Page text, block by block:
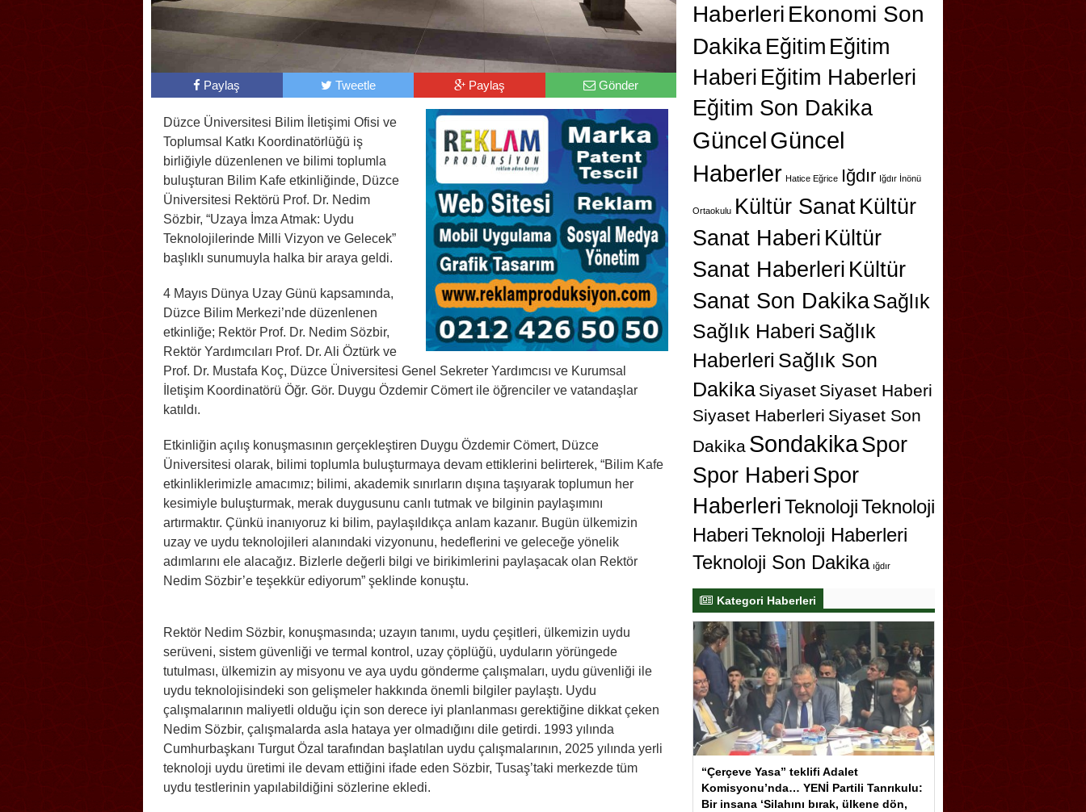
Paylaş Tweetle Paylaş Gönder
Düzce Üniversitesi Bilim İletişimi Ofisi ve
Toplumsal Katkı Koordinatörlüğü iş
birliğiyle düzenlenen ve bilimi toplumla
buluşturan Bilim Kafe etkinliğinde, Düzce
Üniversitesi Rektörü Prof. Dr. Nedim
Sözbir, “Uzaya İmza Atmak: Uydu
Teknolojilerinde Milli Vizyon ve Gelecek”
başlıklı sunumuyla halka bir araya geldi.
4 Mayıs Dünya Uzay Günü kapsamında,
Düzce Bilim Merkezi’nde düzenlenen
etkinliğe; Rektör Prof. Dr. Nedim Sözbir,
Rektör Yardımcıları Prof. Dr. Ali Öztürk ve
Prof. Dr. Mustafa Koç, Düzce Üniversitesi Genel Sekreter Yardımcısı ve Kurumsal
İletişim Koordinatörü Öğr. Gör. Duygu Özdemir Cömert ile öğrenciler ve vatandaşlar
katıldı.
Etkinliğin açılış konuşmasının gerçekleştiren Duygu Özdemir Cömert, Düzce
Üniversitesi olarak, bilimi toplumla buluşturmaya devam ettiklerini belirterek, “Bilim Kafe
etkinliklerimizle amacımız; bilimi, akademik sınırların dışına taşıyarak toplumun her
kesimiyle buluşturmak, merak duygusunu canlı tutmak ve bilginin paylaşımını
artırmaktır. Çünkü inanıyoruz ki bilim, paylaşıldıkça anlam kazanır. Bugün ülkemizin
uzay ve uydu teknolojileri alanındaki vizyonunu, hedeflerini ve geleceğe yönelik
adımlarını ele alacağız. Bizlerle değerli bilgi ve birikimlerini paylaşacak olan Rektör
Nedim Sözbir’e teşekkür ediyorum” şeklinde konuştu.
Rektör Nedim Sözbir, konuşmasında; uzayın tanımı, uydu çeşitleri, ülkemizin uydu
serüveni, sistem güvenliği ve termal kontrol, uzay çöplüğü, uyduların yörüngede
tutulması, ülkemizin ay misyonu ve aya uydu gönderme çalışmaları, uydu güvenliği ile
uydu teknolojisindeki son gelişmeler hakkında önemli bilgiler paylaştı. Uydu
çalışmalarının maliyetli olduğu için son derece iyi planlanması gerektiğine dikkat çeken
Nedim Sözbir, çalışmalarda asla hataya yer olmadığını dile getirdi. 1993 yılında
Cumhurbaşkanı Turgut Özal tarafından başlatılan uydu çalışmalarının, 2025 yılında yerli
teknoloji uydu üretimi ile devam ettiğini ifade eden Sözbir, Tusaş’taki merkezde tüm
uydu testlerinin yapılabildiğini sözlerine ekledi.
Haberleri Ekonomi Son
Dakika Eğitim Eğitim
Haberi Eğitim Haberleri
Eğitim Son Dakika
GüncelGüncel
Haberler Hatice Eğrice Iğdır Iğdır İnönü
Ortaokulu Kültür SanatKültür
Sanat Haberi Kültür
Sanat Haberleri Kültür
Sanat Son DakikaSağlık
Sağlık Haberi Sağlık
Haberleri Sağlık Son
Dakika Siyaset Siyaset Haberi
Siyaset Haberleri Siyaset Son
Dakika SondakikaSpor
Spor Haberi Spor
HaberleriTeknolojiTeknoloji
HaberiTeknoloji Haberleri
Teknoloji Son Dakika ığdır
Kategori Haberleri
“Çerçeve Yasa” teklifi Adalet
Komisyonu’nda… YENİ Partili Tanrıkulu:
Bir insana ‘Silahını bırak, ülkene dön,